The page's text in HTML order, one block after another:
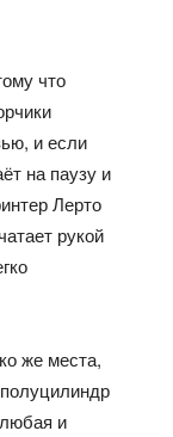
что
и если
на паузу и
Лерто
рукой
же места,
и